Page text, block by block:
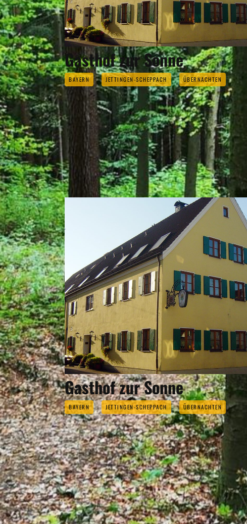
Gasthof zur Sonne
BAYERN JETTINGEN-SCHEPPACH ÜBERNACHTEN
Gasthof zur Sonne
BAYERN JETTINGEN-SCHEPPACH ÜBERNACHTEN